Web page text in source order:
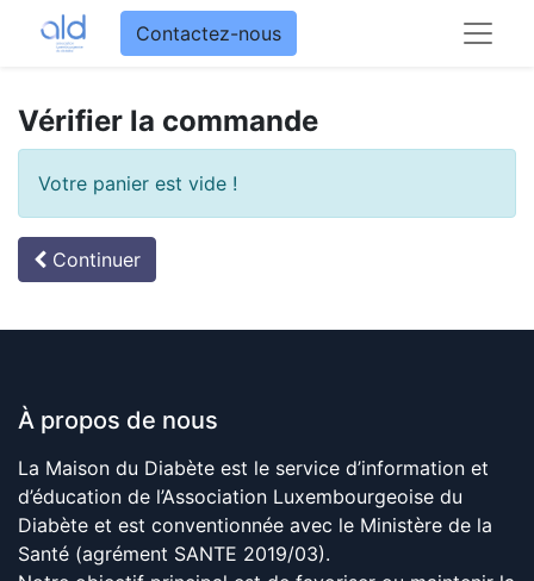
Contactez-nous
Vérifier la commande
Votre panier est vide !
Continuer
À propos de nous
La Maison du Diabète est le service d’information et
d’éducation de l’Association Luxembourgeoise du
Diabète et est conventionnée avec le Ministère de la
Santé (agrément SANTE 2019/03).